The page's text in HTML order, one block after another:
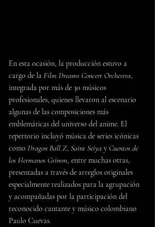
En esta ocasión, la producción estuvo a
cargo de la Film Dreams Concert Orchestra,
integrada por más de 30 músicos
profesionales, quienes llevaron al escenario
algunas de las composiciones más
emblemáticas del universo del anime. El
repertorio incluyó música de series icónicas
como Dragon Ball Z, Saint Seiya y Cuentos de
los Hermanos Grimm, entre muchas otras,
presentadas a través de arreglos originales
especialmente realizados para la agrupación
y acompañadas por la participación del
reconocido cantante y músico colombiano
Paulo Cuevas.